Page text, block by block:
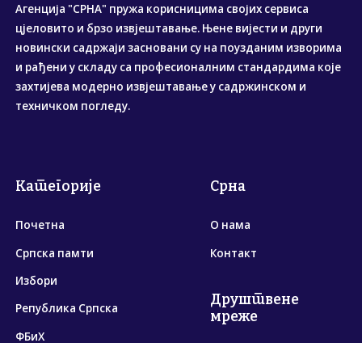
Агенција "СРНА" пружа корисницима својих сервиса
цјеловито и брзо извјештавање. Њене вијести и други
новински садржаји засновани су на поузданим изворима
и рађени у складу са професионалним стандардима које
захтијева модерно извјештавање у садржинском и
техничком погледу.
Категорије
Почетна
Српска памти
Избори
Република Српска
ФБиХ
Срна
О нама
Контакт
Друштвене
мреже